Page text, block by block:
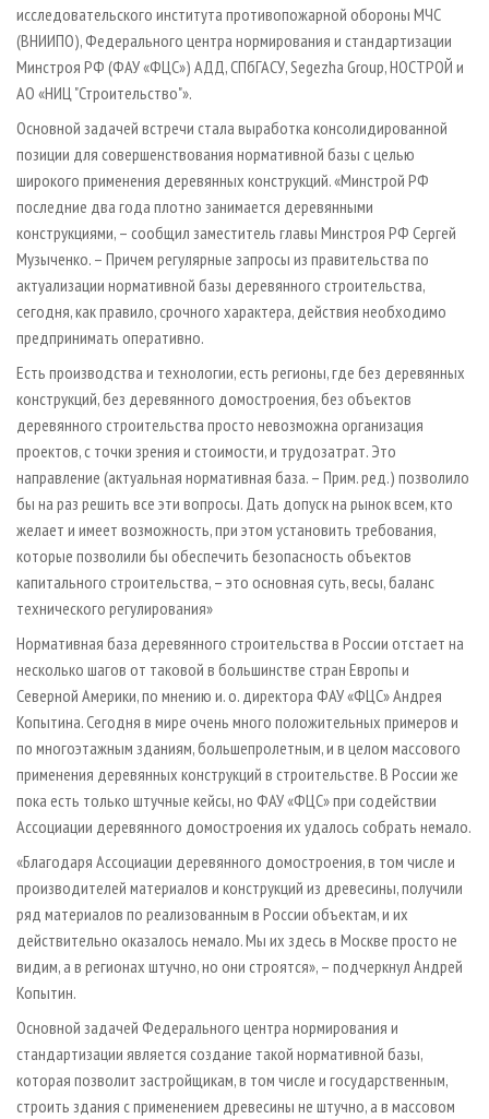
исследовательского института противопожарной обороны МЧС
(ВНИИПО), Федерального центра нормирования и стандартизации
Минстроя РФ (ФАУ «ФЦС») АДД, СПбГАСУ, Segezha Group, НОСТРОЙ и
АО «НИЦ "Строительство"».
Основной задачей встречи стала выработка консолидированной
позиции для совершенствования нормативной базы с целью
широкого применения деревянных конструкций. «Минстрой РФ
последние два года плотно занимается деревянными
конструкциями, – сообщил заместитель главы Минстроя РФ Сергей
Музыченко. – Причем регулярные запросы из правительства по
актуализации нормативной базы деревянного строительства,
сегодня, как правило, срочного характера, действия необходимо
предпринимать оперативно.
Есть производства и технологии, есть регионы, где без деревянных
конструкций, без деревянного домостроения, без объектов
деревянного строительства просто невозможна организация
проектов, с точки зрения и стоимости, и трудозатрат. Это
направление (актуальная нормативная база. – Прим. ред.) позволило
бы на раз решить все эти вопросы. Дать допуск на рынок всем, кто
желает и имеет возможность, при этом установить требования,
которые позволили бы обеспечить безопасность объектов
капитального строительства, – это основная суть, весы, баланс
технического регулирования»
Нормативная база деревянного строительства в России отстает на
несколько шагов от таковой в большинстве стран Европы и
Северной Америки, по мнению и. о. директора ФАУ «ФЦС» Андрея
Копытина. Сегодня в мире очень много положительных примеров и
по многоэтажным зданиям, большепролетным, и в целом массового
применения деревянных конструкций в строительстве. В России же
пока есть только штучные кейсы, но ФАУ «ФЦС» при содействии
Ассоциации деревянного домостроения их удалось собрать немало.
«Благодаря Ассоциации деревянного домостроения, в том числе и
производителей материалов и конструкций из древесины, получили
ряд материалов по реализованным в России объектам, и их
действительно оказалось немало. Мы их здесь в Москве просто не
видим, а в регионах штучно, но они строятся», – подчеркнул Андрей
Копытин.
Основной задачей Федерального центра нормирования и
стандартизации является создание такой нормативной базы,
которая позволит застройщикам, в том числе и государственным,
строить здания с применением древесины не штучно, а в массовом